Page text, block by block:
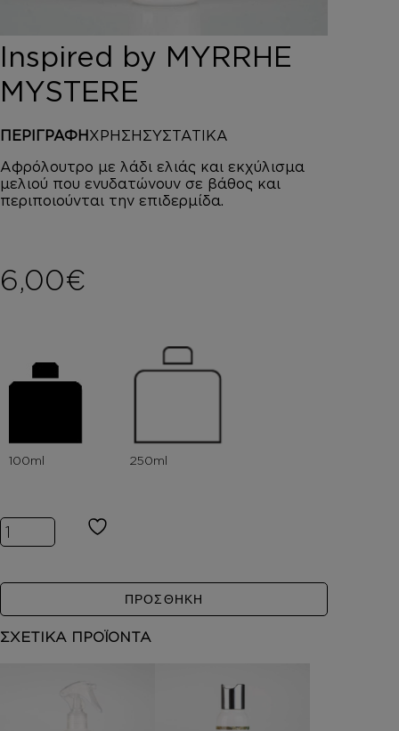
HOROMIA
SPECIAL OFFERS
ΚΑΛΑΘΙ
Inspired by MYRRHE
MYSTERE
ΠΕΡΙΓΡΑΦΗ ΧΡΗΣΗ ΣΥΣΤΑΤΙΚΑ
Αφρόλουτρο με λάδι ελιάς και εκχύλισμα
μελιού που ενυδατώνουν σε βάθος και
περιποιούνται την επιδερμίδα.
6,00€
Inspired by MYRRHE MYSTERE ποσότητα
ΠΡΟΣΘΗΚΗ
ΣΧΕΤΙΚΑ ΠΡΟΪΟΝΤΑ